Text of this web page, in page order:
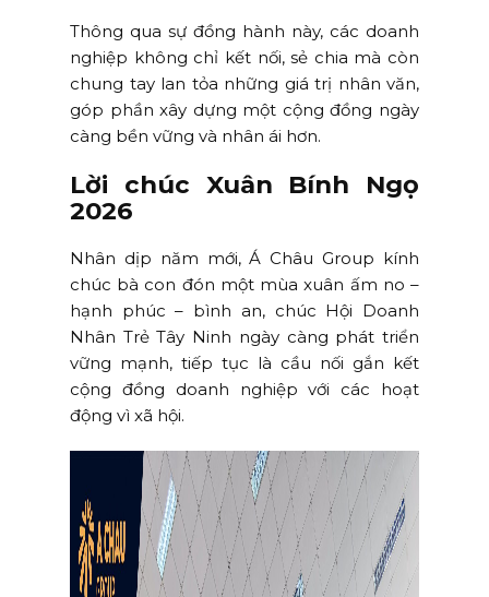
Thông qua sự đồng hành này, các doanh
nghiệp không chỉ kết nối, sẻ chia mà còn
chung tay lan tỏa những giá trị nhân văn,
góp phần xây dựng một cộng đồng ngày
càng bền vững và nhân ái hơn.
Lời chúc Xuân Bính Ngọ
2026
Nhân dịp năm mới, Á Châu Group kính
chúc bà con đón một mùa xuân ấm no –
hạnh phúc – bình an, chúc Hội Doanh
Nhân Trẻ Tây Ninh ngày càng phát triển
vững mạnh, tiếp tục là cầu nối gắn kết
cộng đồng doanh nghiệp với các hoạt
động vì xã hội.